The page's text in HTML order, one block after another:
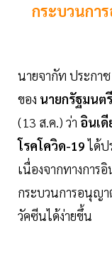
กระบวนกา
นายจากัท ประกา
ของ นายกรัฐมนต
(13 ส.ค.) ว่า อินเดี
โรคโควิด-19ได้ป
เนื่องจากทางการ
กระบวนการอนุญ
วัคซีนได้ง่ายขึ้น